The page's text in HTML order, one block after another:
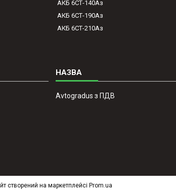
АКБ 6СТ-140Аз
АКБ 6СТ-190Аз
АКБ 6СТ-210Аз
Avtogradus з ПДВ
створений на маркетплейсі Prom.ua